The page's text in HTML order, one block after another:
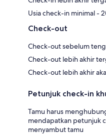
Usia check-in minimal -
Check-out
Check-out sebelum
Check-out lebih akhir
Check-out lebih akhir
Petunjuk check-in
Tamu harus
mendapatkan petunjuk
menyambut tamu